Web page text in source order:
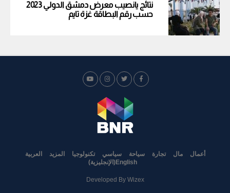
نتائج يانصيب معرض دمشق الدولي 2023
حسب رقم البطاقة غزة تايم
أعمال مال تجارة سياحة سياسي تكنولوجيا المزيد
العربية
English
( الإنجليزية)
Developed By Wizex